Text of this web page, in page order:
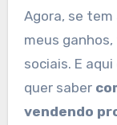
Agora, se
meus
sociais. E
quer saber
vendendo